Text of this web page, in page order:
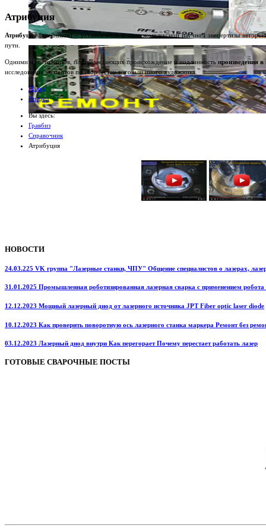
Атрибуция
Атрибуция(attribution) – установление в ходе комплексной научной экспертизы
пути.
Одними из источников, подтверждающих происхождение и подлинность произведения в
исследования экспертов по творчеству того или иного художника.
Назад
Вперед
Вы здесь:
Гравбиз
Справочник
Атрибуция
НОВОСТИ
24.03.225 VK группа "Лазерные станки, ЧПУ" Общение специалистов о лазерах,
31.01.2025 Промышленная роботизированная лазерная сварка с применением
12.12.2023 Мощный лазерный диод от лазерного источника JPT Fiber optic laser diode
10.12.2023 Как проверить поворотную ось лазерного станка маркера Ремонт без
03.12.2023 Лазерный диод внутри Как перегорает Почему перестает работать лазер
ГОТОВЫЕ СВАРОЧНЫЕ ПОСТЫ